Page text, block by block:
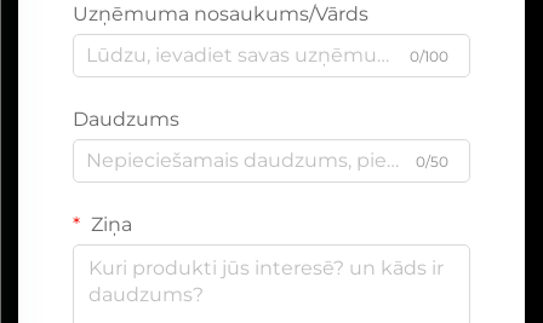
Uzņēmuma nosaukums/Vārds
0/100
Daudzums
0/50
Ziņa